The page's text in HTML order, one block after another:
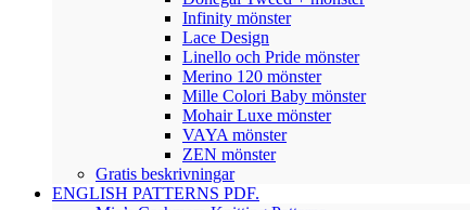
Infinity mönster
Lace Design
Linello och Pride mönster
Merino 120 mönster
Mille Colori Baby mönster
Mohair Luxe mönster
VAYA mönster
ZEN mönster
Gratis beskrivningar
ENGLISH PATTERNS PDF.